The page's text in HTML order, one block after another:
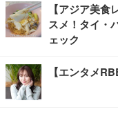
【アジア美
スメ！タイ・
ェック
【エンタメ